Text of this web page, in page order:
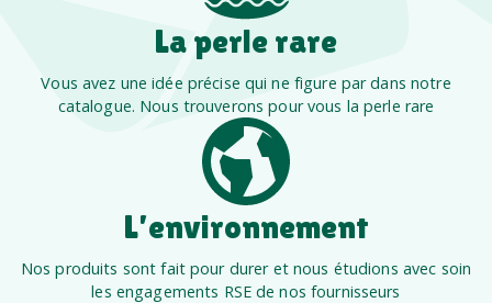
La perle rare
Vous avez une idée précise qui ne figure par dans notre
catalogue. Nous trouverons pour vous la perle rare
L’environnement
Nos produits sont fait pour durer et nous étudions avec soin
les engagements RSE de nos fournisseurs